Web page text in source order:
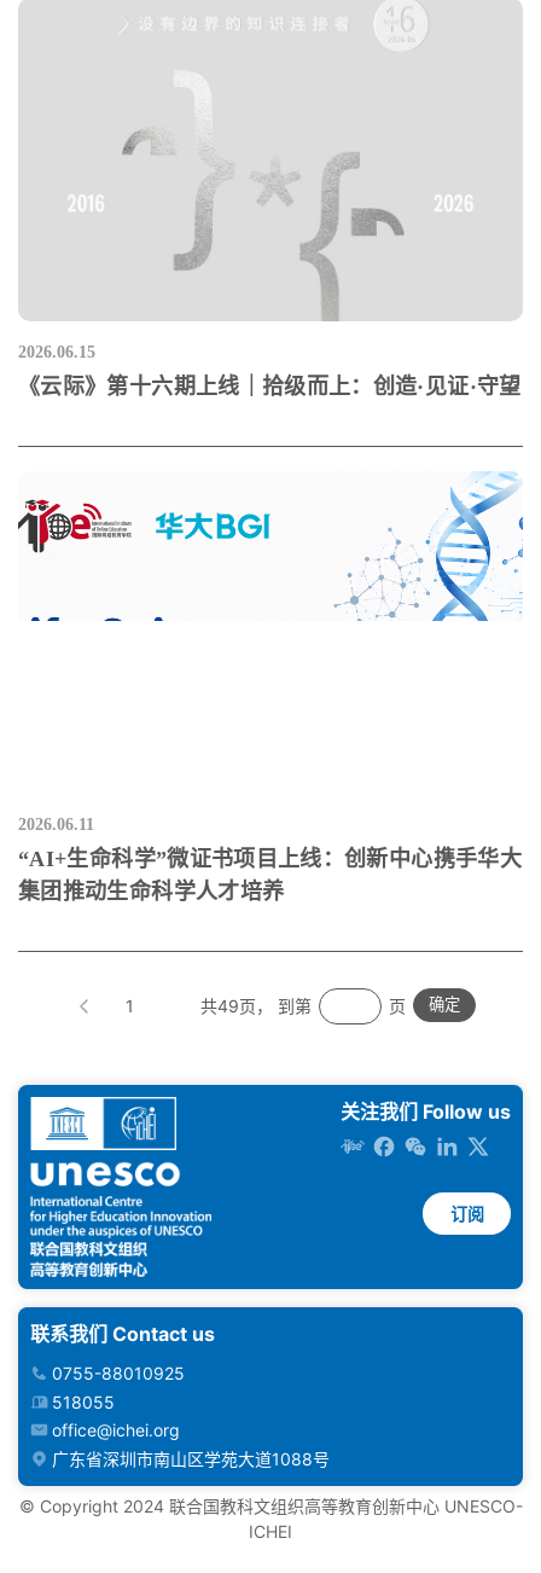
2026.06.15
《云际》第十六期上线｜拾级而上：创造·见证·守望
2026.06.11
“AI+生命科学”微证书项目上线：创新中心携手华大
集团推动生命科学人才培养
1 共49页， 到第 页 确定
关注我们 Follow us
订阅
联系我们 Contact us
0755-88010925
518055
office@ichei.org
广东省深圳市南山区学苑大道1088号
©️ Copyright 2024 联合国教科文组织高等教育创新中心 UNESCO-
ICHEI